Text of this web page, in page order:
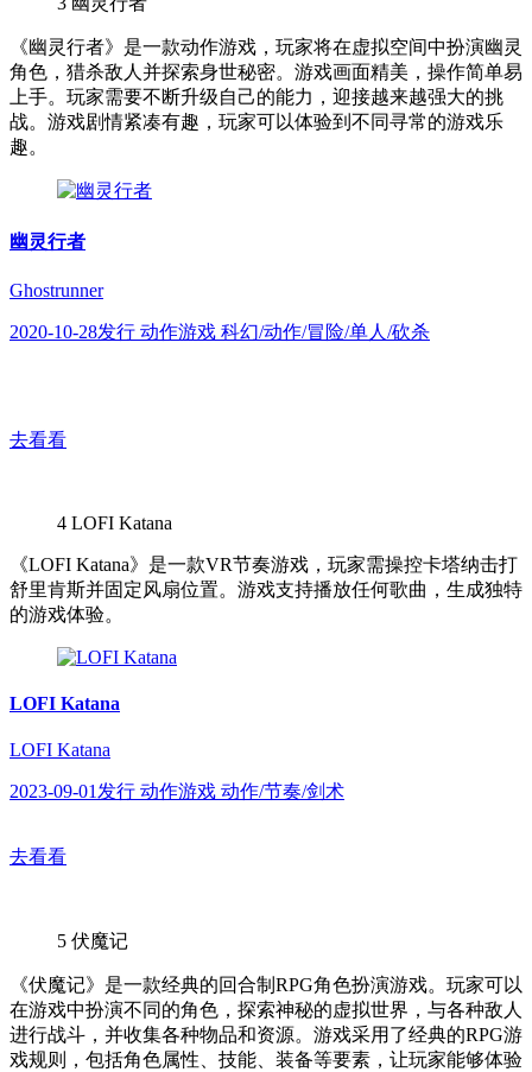
《幽灵行者》是一款动作游戏，玩家将在虚拟空间中扮演幽灵
角色，猎杀敌人并探索身世秘密。游戏画面精美，操作简单易
上手。玩家需要不断升级自己的能力，迎接越来越强大的挑
战。游戏剧情紧凑有趣，玩家可以体验到不同寻常的游戏乐
趣。
幽灵行者
Ghostrunner
2020-10-28发行 动作游戏 科幻/动作/冒险/单人/砍杀
去看看
4 LOFI Katana
《LOFI Katana》是一款VR节奏游戏，玩家需操控卡塔纳击打
舒里肯斯并固定风扇位置。游戏支持播放任何歌曲，生成独特
的游戏体验。
LOFI Katana
LOFI Katana
2023-09-01发行 动作游戏 动作/节奏/剑术
去看看
5 伏魔记
《伏魔记》是一款经典的回合制RPG角色扮演游戏。玩家可以
在游戏中扮演不同的角色，探索神秘的虚拟世界，与各种敌人
进行战斗，并收集各种物品和资源。游戏采用了经典的RPG游
戏规则，包括角色属性、技能、装备等要素，让玩家能够体验